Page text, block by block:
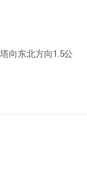
向东北方向1.5公